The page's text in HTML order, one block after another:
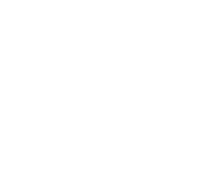
тем людям, которые своей